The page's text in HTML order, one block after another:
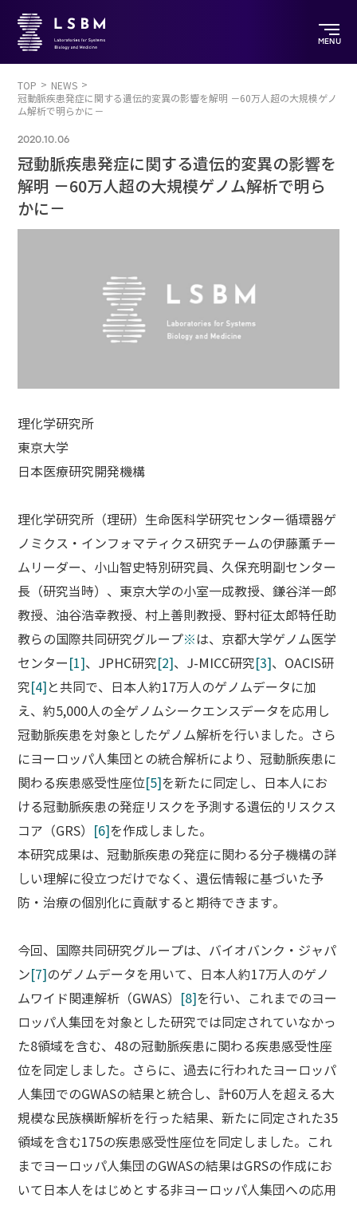
MENU
TOP
NEWS
冠動脈疾患発症に関する遺伝的変異の影響を解明 －60万人超の大規模ゲノ
ム解析で明らかに－
2020.10.06
冠動脈疾患発症に関する遺伝的変異の影響を
解明 －60万人超の大規模ゲノム解析で明ら
かに－
理化学研究所
東京大学
日本医療研究開発機構
理化学研究所（理研）生命医科学研究センター循環器ゲ
ノミクス・インフォマティクス研究チームの伊藤薫チー
ムリーダー、小山智史特別研究員、久保充明副センター
長（研究当時）、東京大学の小室一成教授、鎌谷洋一郎
教授、油谷浩幸教授、村上善則教授、野村征太郎特任助
教らの国際共同研究グループ※ は、京都大学ゲノム医学
センター [1] 、JPHC研究 [2] 、J-MICC研究 [3] 、OACIS研
究 [4] と共同で、日本人約17万人のゲノムデータに加
え、約5,000人の全ゲノムシークエンスデータを応用し
冠動脈疾患を対象としたゲノム解析を行いました。さら
にヨーロッパ人集団との統合解析により、冠動脈疾患に
関わる疾患感受性座位[5] を新たに同定し、日本人にお
ける冠動脈疾患の発症リスクを予測する遺伝的リスクス
コア（GRS）
[6] を作成しました。
本研究成果は、冠動脈疾患の発症に関わる分子機構の詳
しい理解に役立つだけでなく、遺伝情報に基づいた予
防・治療の個別化に貢献すると期待できます。
今回、国際共同研究グループは、バイオバンク・ジャパ
ン [7] のゲノムデータを用いて、日本人約17万人のゲノ
ムワイド関連解析（GWAS）
[8] を行い、これまでのヨー
ロッパ人集団を対象とした研究では同定されていなかっ
た8領域を含む、48の冠動脈疾患に関わる疾患感受性座
位を同定しました。さらに、過去に行われたヨーロッパ
人集団でのGWASの結果と統合し、計60万人を超える大
規模な民族横断解析を行った結果、新たに同定された35
領域を含む175の疾患感受性座位を同定しました。これ
までヨーロッパ人集団のGWASの結果はGRSの作成にお
いて日本人をはじめとする非ヨーロッパ人集団への応用